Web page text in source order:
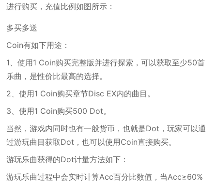
进行购买，充值比例如图所示：
多买多送
Coin有如下用途：
1、使用1 Coin购买完整版并进行探索，可以获取至少50首
乐曲，是性价比最高的选择。
2、使用1 Coin购买章节Disc EX内的曲目。
3、使用1 Coin购买500 Dot。
当然，游戏内同时也有一般货币，也就是Dot，玩家可以通
过游玩曲目获取Dot，也可以使用Coin直接购买。
游玩乐曲获得的Dot计量方法如下：
游玩乐曲过程中会实时计算Acc百分比数值，当Acc≥60%